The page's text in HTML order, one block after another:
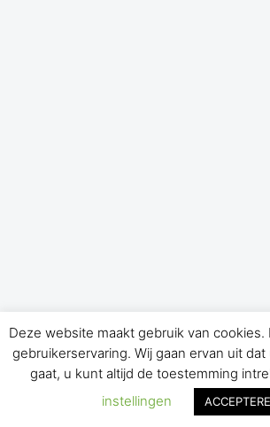
Deze website maakt gebruik van
gebruikerservaring. Wij gaan ervan uit
gaat, u kunt altijd de toestemming
instellingen